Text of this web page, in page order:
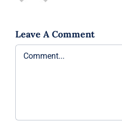
Leave A Comment
Comment